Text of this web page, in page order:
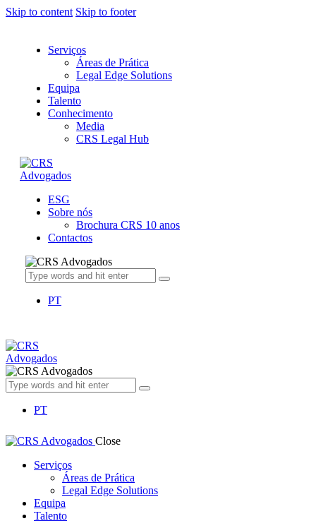
Skip to content Skip to footer
Serviços
Áreas de Prática
Legal Edge Solutions
Equipa
Talento
Conhecimento
Media
CRS Legal Hub
ESG
Sobre nós
Brochura CRS 10 anos
Contactos
PT
PT
Close
Serviços
Áreas de Prática
Legal Edge Solutions
Equipa
Talento